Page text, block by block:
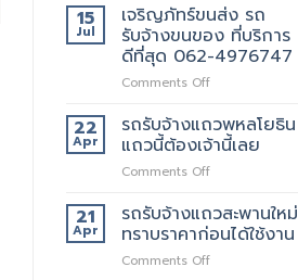
15
Jul
เจริญภัทร์ขนส่ง รถ
รับจ้างขนของ ที่บริการ
ดีที่สุด 062-4976747
Comments Offon
ริญ
ภัทร์
ขนส่ง
รถ
ขน
ของ
22
Apr
รถรับจ้างแถวพหลโยธิน
แถวนี้ต้องเจ้านี้เลย
Comments Offon
รับจ้าง
แถว
พหลโยธิน
แถว
21
Apr
รถรับจ้างแถวสะพานใหม่
ทราบราคาก่อนได้ใช้งาน
Comments Offon